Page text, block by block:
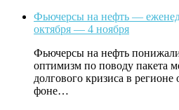
Фьючерсы на нефть —
октября — 4 ноября
Фьючерсы на нефть
оптимизм по поводу пакета
долгового кризиса в регионе
фоне…